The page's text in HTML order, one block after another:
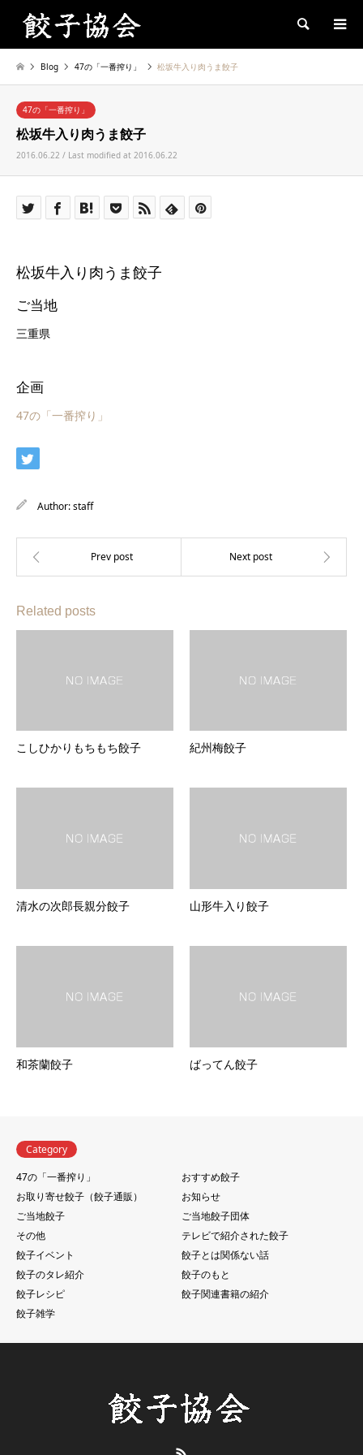
Search
Blog 47の「一番搾り」 松坂牛入り肉うま餃子
47の「一番搾り」
松坂牛入り肉うま餃子
2016.06.22 / Last modified at 2016.06.22
松坂牛入り肉うま餃子
ご当地
三重県
企画
47の「一番搾り」
Author:staff
Related posts
こしひかりもちもち餃子 紀州梅餃子
清水の次郎長親分餃子 山形牛入り餃子
和茶蘭餃子 ばってん餃子
Category
47の「一番搾り」
おすすめ餃子
お取り寄せ餃子（餃子通販）
お知らせ
ご当地餃子
ご当地餃子団体
その他
テレビで紹介された餃子
餃子イベント
餃子とは関係ない話
餃子のタレ紹介
餃子のもと
餃子レシピ
餃子関連書籍の紹介
餃子雑学